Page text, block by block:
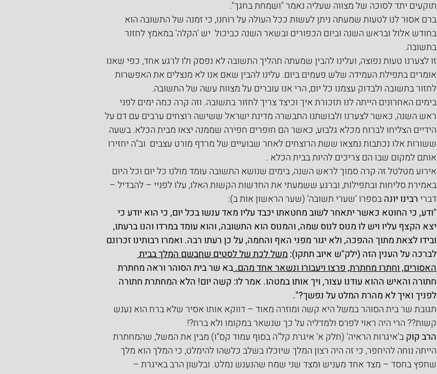
תוקעים יתד לסוכה של מצווה שעליה נאמר "ושמחת בחגך".
ברם אסור לנו לטעות שמעתה ניתן לעשות ככל העולה על רוחנו, כי זמנה של התשובה הוא
בחודש אלול ובראש השנה וביום הכפורים ובשאר השנה כביכול  יש 'הקלה' במאמץ לחזור
בתשובה.
זו לצערנו טעות נפוצה, ועלינו להבין שמעתה תהליך התשובה לא נפסק ולו לרגע אחד, כפי שאנו
אומרים בתפילת העמידה שלש פעמים ביום. עלינו להבין שאם אנו לא מנצלים את האפשרות
לחזור בתשובה ולבדוק עצמנו כל יום, הרי אנו עוברים על מצוות עשה של התשובה.
בימים האחרונים הייתה לנו תזכורת איך וכיצד צריך לחזור בתשובה. וזה קרה כמה ימים לפני
ראש השנה, כאשר לצערנו ולבושתנו התבשרה מדינת ישראל ששישה רוצחים ערבים עם דם על
הידיים הצליחו לברוח מכלא גלבוע, כאשר הם חופרים חפירה שממנה יצאו מבית הכלא. בשעה
ששורות אלו נכתבות נמצאו ששת הרוצחים לאחר שבועיים של מרדף מורט עצבים  וב"ה יחזירו
אותם למקום שבו הם צריכים להיות בבית הכלא .
אירוע מטלטל זה קרה סמוך לראש השנה, בימים שנושא התשובה עומד מולנו כל יום וכל היום
באמירת סליחות ובתפילות, וברגע ששמעתי את החדשות הקשות האלו, עלו לפניי – להבדיל –
דברי רבינו יונה בספרו 'שערי תשובה' (שער הראשון אות ב):
"ודע, כי החוטא כאשר יתאחר לשוב מחטאתו יכבד עליו מאד ענשו בכל יום, כי הוא יודע כי
יצא הקצף עליו ויש לו מנוס לנוס שמה, והמנוס הוא התשובה, והוא עומד במרדו והנו ברעתו,
ובידו לצאת מתוך ההפכה, ולא יגור מפני האף והחמה, על כן רעתו רבה. ואמרו רבותינו זכרונם
לברכה על הענין הזה (ילק"ש איוב תתקו): משל לכת של לסטים שחבשם המלך בבית
האסורים, וחתרו מחתרת, פרצו ויעבורו ונשאר אחד מהם. בא שר בית הסוהר וראה מחתרת
חתורה והאיש ההוא עודנו עצור, ויך אותו במטהו. אמר לו: קשה יום! הלא המחתרת חתורה
לפניך ואיך לא מהרת המלט על נפשך?".
תגובת שר בית הסוהר במשל היא קשה ומוזרה מאוד – דווקא אותו אסיר שלא ברח הוא נענש
קשות?? הרי היה ראוי לפרס ולמדליה על כך שנשאר במקומו ולא ברח?!
הרב קוק ב'איגרות הראיה' (חלק א' איגרת קל"ה בסוף עמוד קס"ו) מבין את המשל, שהמחתרת
הייתה נוחה להיחפר, כי זה היה רצון המלך שיוכלו בשלב כלשהו להימלט, כי המלך הוא מלך
שחפץ בחסד – מצד אחד מעניש ומצד שני שמח שהנענש נמלט. ובלשון הרב באיגרת –